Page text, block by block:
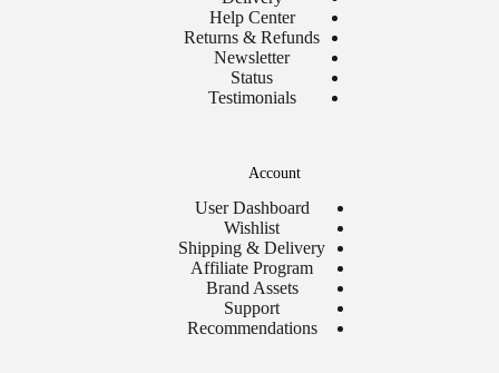
Help Center
Returns & Refunds
Newsletter
Status
Testimonials
Account
User Dashboard
Wishlist
Shipping & Delivery
Affiliate Program
Brand Assets
Support
Recommendations